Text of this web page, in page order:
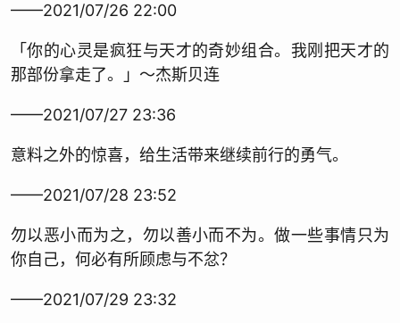
——2021/07/26 22:00
「你的心灵是疯狂与天才的奇妙组合。我刚把天才的
那部份拿走了。」～杰斯贝连
——2021/07/27 23:36
意料之外的惊喜，给生活带来继续前行的勇气。
——2021/07/28 23:52
勿以恶小而为之，勿以善小而不为。做一些事情只为
你自己，何必有所顾虑与不忿？
——2021/07/29 23:32